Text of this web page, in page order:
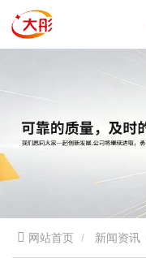
网站首页 新闻资讯